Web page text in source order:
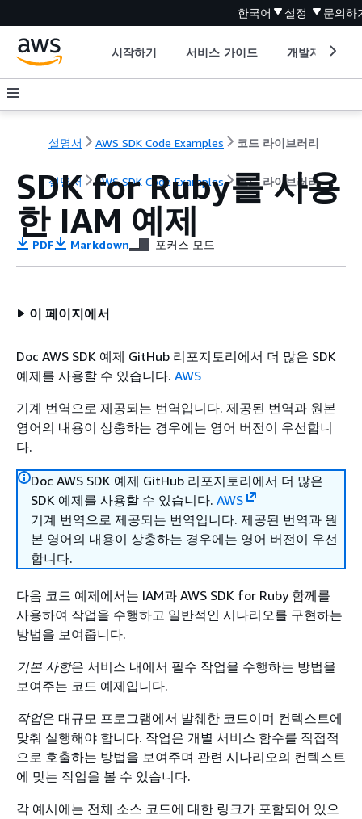
한국어 설정 문의하
시작하기 서비스 가이드 개발자 도구
설명서 AWS SDK Code Examples 코드 라이브러리
설명서 AWS SDK Code Examples 코드 라이브러리
SDK for Ruby를 사용
한 IAM 예제
PDF Markdown 포커스 모드
이 페이지에서
Doc AWS SDK 예제 GitHub 리포지토리에서 더 많은 SDK
예제를 사용할 수 있습니다. AWS
기계 번역으로 제공되는 번역입니다. 제공된 번역과 원본
영어의 내용이 상충하는 경우에는 영어 버전이 우선합니
다.
Doc AWS SDK 예제 GitHub 리포지토리에서 더 많은
SDK 예제를 사용할 수 있습니다. AWS
기계 번역으로 제공되는 번역입니다. 제공된 번역과 원
본 영어의 내용이 상충하는 경우에는 영어 버전이 우선
합니다.
다음 코드 예제에서는 IAM과 AWS SDK for Ruby 함께를
사용하여 작업을 수행하고 일반적인 시나리오를 구현하는
방법을 보여줍니다.
기본 사항은 서비스 내에서 필수 작업을 수행하는 방법을
보여주는 코드 예제입니다.
작업은 대규모 프로그램에서 발췌한 코드이며 컨텍스트에
맞춰 실행해야 합니다. 작업은 개별 서비스 함수를 직접적
으로 호출하는 방법을 보여주며 관련 시나리오의 컨텍스트
에 맞는 작업을 볼 수 있습니다.
각 예시에는 전체 소스 코드에 대한 링크가 포함되어 있으